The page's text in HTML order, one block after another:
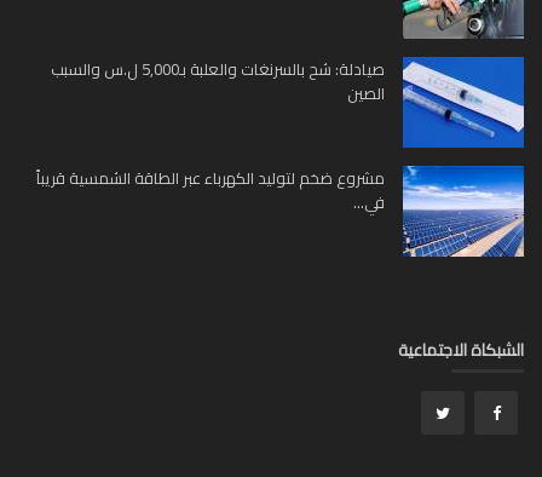
صيادلة: شح بالسرنغات والعلبة بـ5,000 ل.س والسبب
الصين
مشروع ضخم لتوليد الكهرباء عبر الطاقة الشمسية قريباً
في...
الاجتماعية